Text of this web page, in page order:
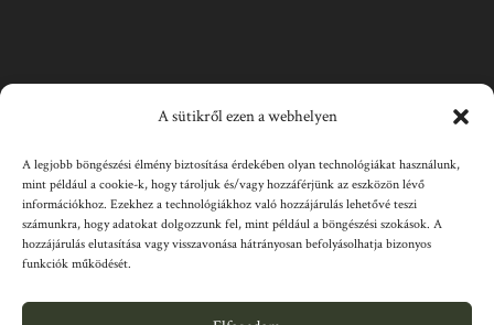
A sütikről ezen a webhelyen
A legjobb böngészési élmény biztosítása érdekében olyan technológiákat használunk,
mint például a cookie-k, hogy tároljuk és/vagy hozzáférjünk az eszközön lévő
információkhoz. Ezekhez a technológiákhoz való hozzájárulás lehetővé teszi
számunkra, hogy adatokat dolgozzunk fel, mint például a böngészési szokások. A
hozzájárulás elutasítása vagy visszavonása hátrányosan befolyásolhatja bizonyos
funkciók működését.
Üzletünk nyitvatartása
Hétfő - Péntek: 08:30 - 18:00
Szombat:09:00-12:00*
Vasárnap:Zárva